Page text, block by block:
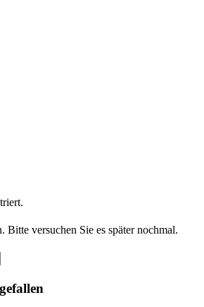
Bitte versuchen Sie es später nochmal.